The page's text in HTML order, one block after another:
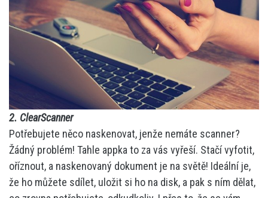
2. ClearScanner
Potřebujete něco naskenovat, jenže nemáte scanner?
Žádný problém! Tahle appka to za vás vyřeší. Stačí vyfotit,
oříznout, a naskenovaný dokument je na světě! Ideální je,
že ho můžete sdílet, uložit si ho na disk, a pak s ním dělat,